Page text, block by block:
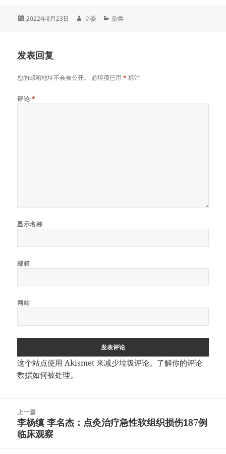
发
2022年8月23日
作
立委
分
杂类
发表回复
您的邮箱地址不会被公开。 必填项已用* 标注
评论 *
显示名称
邮箱
网站
这个站点使用 Akismet 来减少垃圾评论。 了解你的评论
数据如何被处理。
上一篇
上
篇
李杨缜 李名杰：点灸治疗急性软组织损伤187例
临床观察